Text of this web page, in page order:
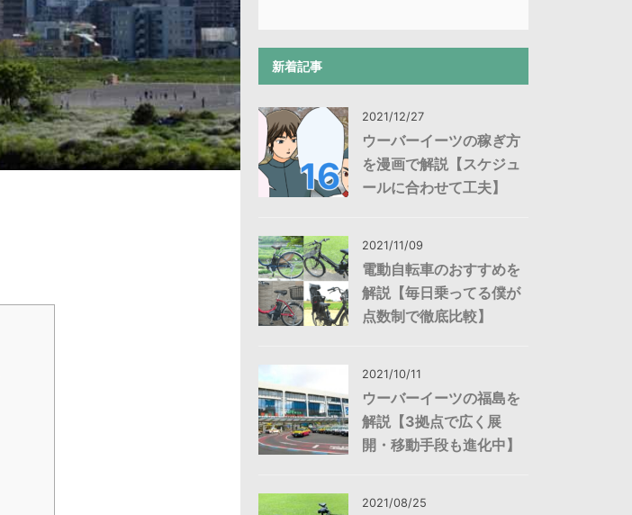
新着記事
2021/12/27
ウーバーイーツの稼ぎ方
を漫画で解説【スケジュ
ールに合わせて工夫】
2021/11/09
電動自転車のおすすめを
解説【毎日乗ってる僕が
点数制で徹底比較】
2021/10/11
ウーバーイーツの福島を
解説【3拠点で広く展
開・移動手段も進化中】
2021/08/25